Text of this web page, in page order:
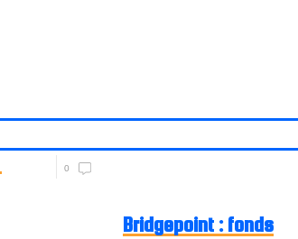
0
Bridgepoint : fonds